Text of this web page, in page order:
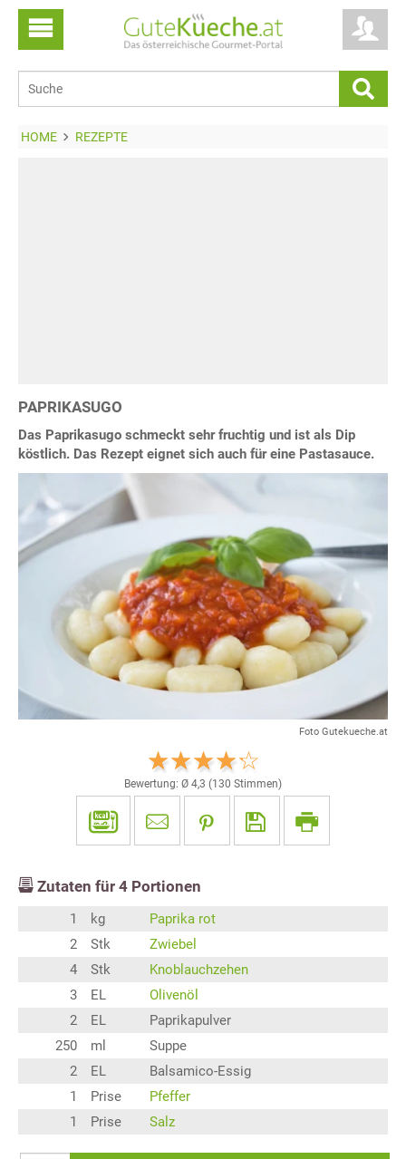
HOME REZEPTE
PAPRIKASUGO
Das Paprikasugo schmeckt sehr fruchtig und ist als Dip
köstlich. Das Rezept eignet sich auch für eine Pastasauce.
Foto Gutekueche.at
Bewertung: Ø 4,3 (130 Stimmen)
Zutaten für 4 Portionen
1 kg
Paprika rot
2
Stk
Zwiebel
4
Stk
Knoblauchzehen
3
EL
Olivenöl
2
EL
Paprikapulver
250
ml
Suppe
2
EL
Balsamico-Essig
1
Prise
Pfeffer
1
Prise Salz